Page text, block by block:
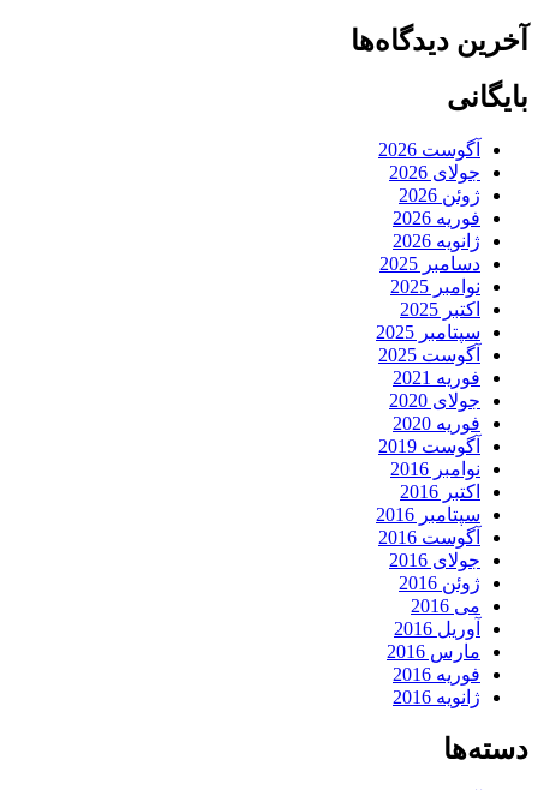
آخرین دیدگاه‌ها
بایگانی
آگوست 2026
جولای 2026
ژوئن 2026
فوریه 2026
ژانویه 2026
دسامبر 2025
نوامبر 2025
اکتبر 2025
سپتامبر 2025
آگوست 2025
فوریه 2021
جولای 2020
فوریه 2020
آگوست 2019
نوامبر 2016
اکتبر 2016
سپتامبر 2016
آگوست 2016
جولای 2016
ژوئن 2016
می 2016
آوریل 2016
مارس 2016
فوریه 2016
ژانویه 2016
دسته‌ها